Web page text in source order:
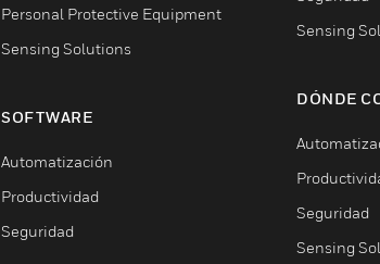
Personal Protective Equipment
Sensing Solutions
SOFTWARE
Automatización
Productividad
Seguridad
Sensing
DÓNDE
Seguridad
Sensing